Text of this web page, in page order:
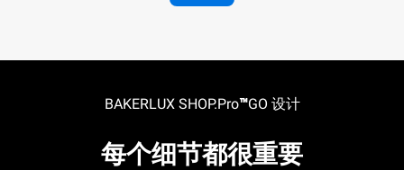
BAKERLUX SHOP.Pro™GO 设计
每个细节都很重要